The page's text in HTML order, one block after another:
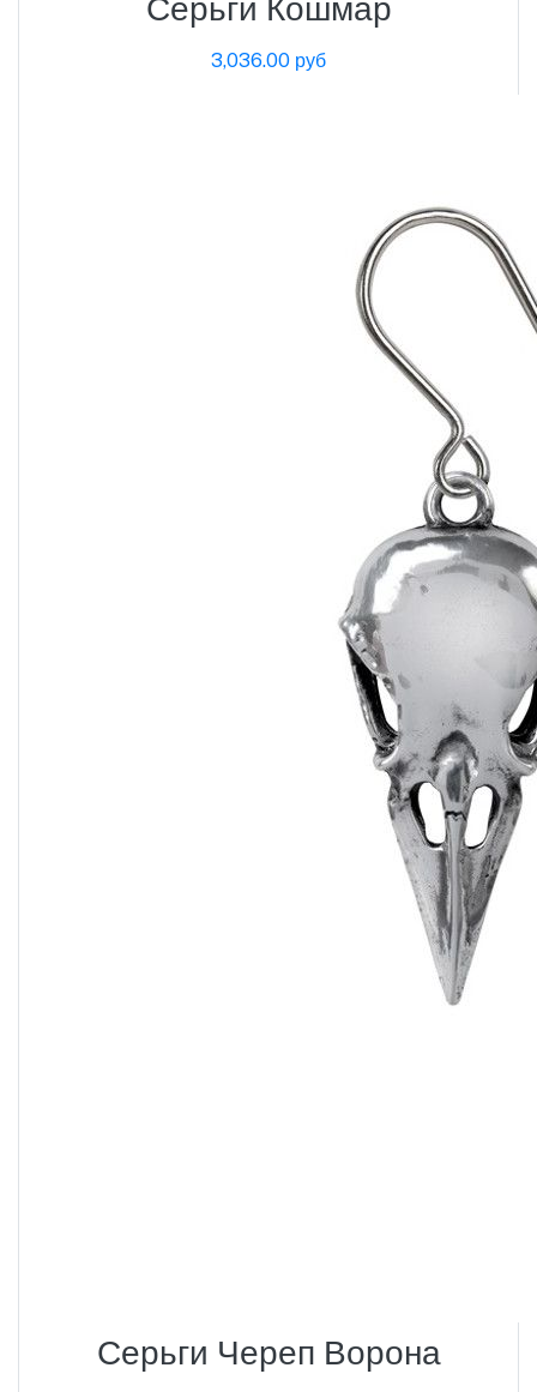
3,036.00 руб
Серьги Череп Ворона